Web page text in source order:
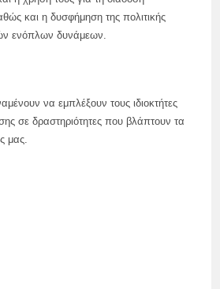
και η δυσφήμηση της πολιτικής
ενόπλων δυνάμεων.
να εμπλέξουν τους ιδιοκτήτες
σε δραστηριότητες που βλάπτουν τα
μας.